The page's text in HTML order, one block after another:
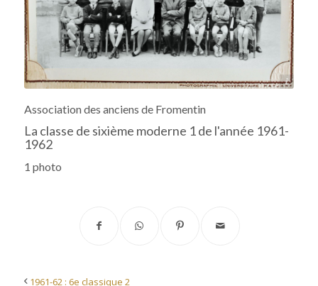
Archives départementales 17
Association des anciens de Fromentin
La classe de sixième moderne 1 de l'année 1961-
1962
1 photo
1961-62 : 6e classique 2